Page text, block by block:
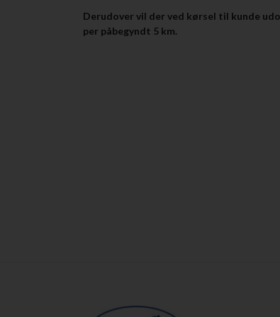
Derudover vil der ved kørsel til kunde
per påbegyndt 5 km.